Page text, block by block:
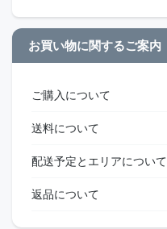
お買い物に関するご案内
ご購入について
送料について
配送予定とエリアについて
返品について